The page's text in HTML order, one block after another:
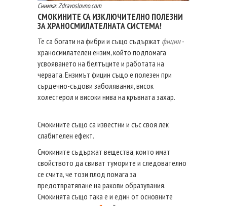
Снимка: Zdravoslovno.com
СМОКИНИТЕ СА ИЗКЛЮЧИТЕЛНО ПОЛЕЗНИ
ЗА ХРАНОСМИЛАТЕЛНАТА СИСТЕМА!
Те са богати на фибри и също съдържат фицин-
храносмилателен ензим, който подпомага
усвояването на белтъците и работата на
червата. Ензимът фицин също е полезен при
сърдечно-съдови заболявания, висок
холестерол и високи нива на кръвната захар.
Смокините също са известни и със своя лек
слабителен ефект.
Смокините съдържат вещества, които имат
свойството да свиват туморите и следователно
се счита, че този плод помага за
предотвратяване на ракови образувания.
Смокинята също така е и един от основните